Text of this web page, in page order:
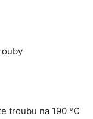
troubu na 190 °C